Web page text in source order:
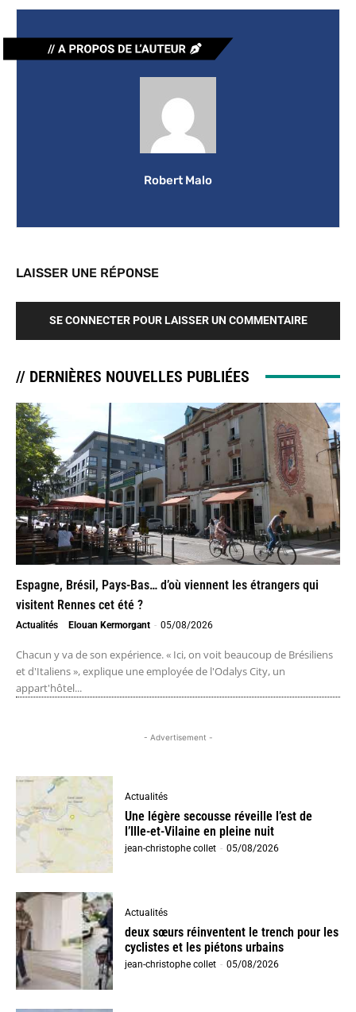
Robert Malo
LAISSER UNE RÉPONSE
SE CONNECTER POUR LAISSER UN COMMENTAIRE
// DERNIÈRES NOUVELLES PUBLIÉES
Espagne, Brésil, Pays-Bas… d’où viennent les étrangers qui
visitent Rennes cet été ?
Actualités Elouan Kermorgant - 05/08/2026
Chacun y va de son expérience. « Ici, on voit beaucoup de Brésiliens
et d'Italiens », explique une employée de l'Odalys City, un
appart'hôtel...
- Advertisement -
Actualités
Une légère secousse réveille l’est de
l’Ille-et-Vilaine en pleine nuit
jean-christophe collet - 05/08/2026
Actualités
deux sœurs réinventent le trench pour les
cyclistes et les piétons urbains
jean-christophe collet - 05/08/2026